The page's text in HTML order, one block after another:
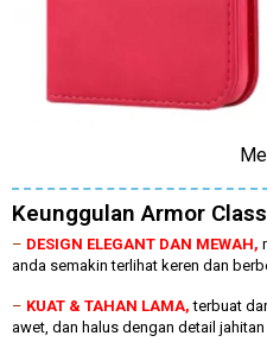
Keunggulan Armor
– DESIGN ELEGANT DAN MEWAH,
anda semakin terlihat keren dan
– KUAT & TAHAN LAMA,terbuat
awet, dan halus dengan detail